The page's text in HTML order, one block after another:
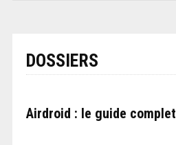
DOSSIERS
Airdroid : le guide complet